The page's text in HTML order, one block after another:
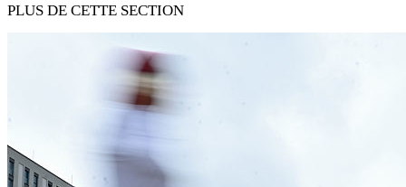
PLUS DE CETTE SECTION